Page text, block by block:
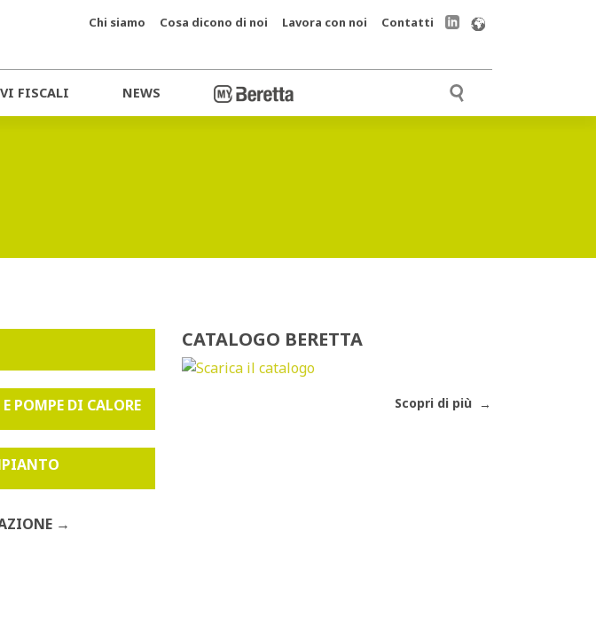
FISCALI NEWS
Chi siamo Cosa dicono di noi Lavora con noi Contatti
POMPE DI CALORE
CATALOGO BERETTA
Scopri di più